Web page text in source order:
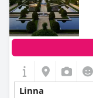
Linna